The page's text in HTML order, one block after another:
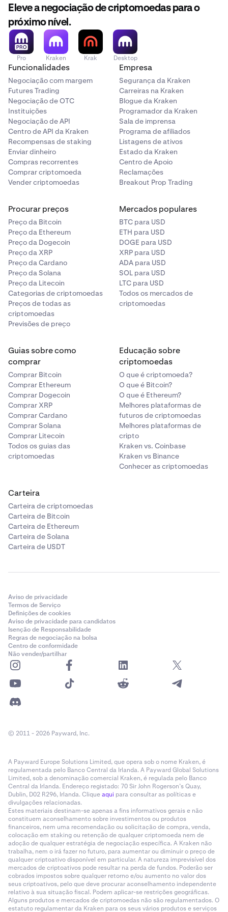
Eleve a negociação de criptomoedas para o
próximo nível.
Pro Kraken Krak Desktop
Funcionalidades
Negociação com margem
Futures Trading
Negociação de OTC
Instituições
Negociação de API
Centro de API da Kraken
Recompensas de staking
Enviar dinheiro
Compras recorrentes
Comprar criptomoeda
Vender criptomoedas
Empresa
Segurança da Kraken
Carreiras na Kraken
Blogue da Kraken
Programador da Kraken
Sala de imprensa
Programa de afiliados
Listagens de ativos
Estado da Kraken
Centro de Apoio
Reclamações
Breakout Prop Trading
Procurar preços
Preço da Bitcoin
Preço da Ethereum
Preço da Dogecoin
Preço da XRP
Preço da Cardano
Preço da Solana
Preço da Litecoin
Categorias de criptomoedas
Preços de todas as
criptomoedas
Previsões de preço
Mercados populares
BTC para USD
ETH para USD
DOGE para USD
XRP para USD
ADA para USD
SOL para USD
LTC para USD
Todos os mercados de
criptomoedas
Guias sobre como
comprar
Comprar Bitcoin
Comprar Ethereum
Comprar Dogecoin
Comprar XRP
Comprar Cardano
Comprar Solana
Comprar Litecoin
Todos os guias das
criptomoedas
Educação sobre
criptomoedas
O que é criptomoeda?
O que é Bitcoin?
O que é Ethereum?
Melhores plataformas de
futuros de criptomoedas
Melhores plataformas de
cripto
Kraken vs. Coinbase
Kraken vs Binance
Conhecer as criptomoedas
Carteira
Carteira de criptomoedas
Carteira de Bitcoin
Carteira de Ethereum
Carteira de Solana
Carteira de USDT
Aviso de privacidade
Termos de Serviço
Definições de cookies
Aviso de privacidade para candidatos
Isenção de Responsabilidade
Regras de negociação na bolsa
Centro de conformidade
Não vender/partilhar
© 2011 - 2026 Payward, Inc.
A Payward Europe Solutions Limited, que opera sob o nome Kraken, é
regulamentada pelo Banco Central da Irlanda. A Payward Global Solutions
Limited, sob a denominação comercial Kraken, é regulada pelo Banco
Central da Irlanda. Endereço registado: 70 Sir John Rogerson’s Quay,
Dublin, D02 R296, Irlanda. Cliqueaqui para consultar as políticas e
divulgações relacionadas.
Estes materiais destinam-se apenas a fins informativos gerais e não
constituem aconselhamento sobre investimentos ou produtos
financeiros, nem uma recomendação ou solicitação de compra, venda,
colocação em staking ou retenção de qualquer criptomoeda nem de
adoção de qualquer estratégia de negociação específica. A Kraken não
trabalha, nem o irá fazer no futuro, para aumentar ou diminuir o preço de
qualquer criptoativo disponível em particular. A natureza imprevisível dos
mercados de criptoativos pode resultar na perda de fundos. Poderão ser
cobrados impostos sobre qualquer retorno e/ou aumento no valor dos
seus criptoativos, pelo que deve procurar aconselhamento independente
relativo à sua situação fiscal. Podem aplicar-se restrições geográficas.
Alguns produtos e mercados de criptomoedas não são regulamentados. O
estatuto regulamentar da Kraken para os seus vários produtos e serviços